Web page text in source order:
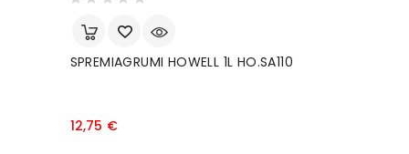
SPREMIAGRUMI HOWELL 1L HO.SA110
12,75 €Prezzo